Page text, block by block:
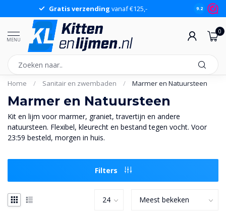
Groot assortiment op voorraad 9.2
MENU
0
Home / Sanitair en zwembaden / Marmer en Natuursteen
Marmer en Natuursteen
Kit en lijm voor marmer, graniet, travertijn en andere
natuursteen. Flexibel, kleurecht en bestand tegen vocht. Voor
23:59 besteld, morgen in huis.
Filters